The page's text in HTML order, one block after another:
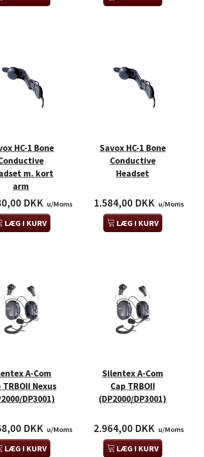
HC-1 Bone
m. kort
arm
DKK u/Moms
LÆG I KURV
Savox HC-1 Bone
Conductive
Headset
1.584,00 DKK u/Moms
LÆG I KURV
A-Com
TRBOII Nexus
DP3001)
DKK u/Moms
LÆG I KURV
Silentex A-Com
Cap TRBOII
(DP2000/DP3001)
2.964,00 DKK u/Moms
LÆG I KURV